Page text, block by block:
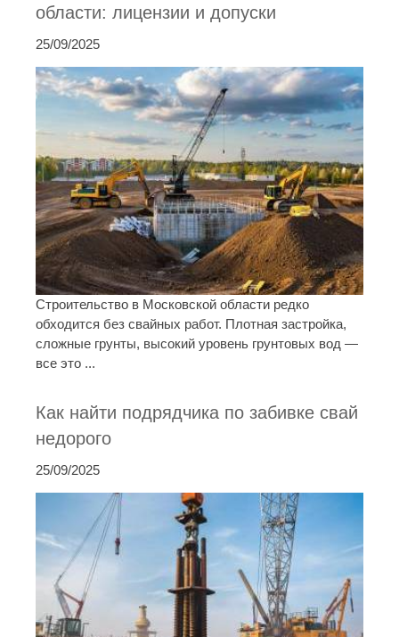
области: лицензии и допуски
25/09/2025
Строительство в Московской области редко
обходится без свайных работ. Плотная застройка,
сложные грунты, высокий уровень грунтовых вод —
все это ...
Как найти подрядчика по забивке свай
недорого
25/09/2025